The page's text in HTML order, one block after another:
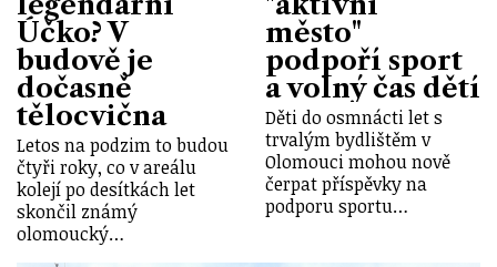
Účko? V
budově je
dočasně
tělocvična
Letos na podzim to budou
čtyři roky, co v areálu
kolejí po desítkách let
skončil známý
olomoucký…
město"
podpoří sport
a volný čas dětí
Děti do osmnácti let s
trvalým bydlištěm v
Olomouci mohou nově
čerpat příspěvky na
podporu sportu…